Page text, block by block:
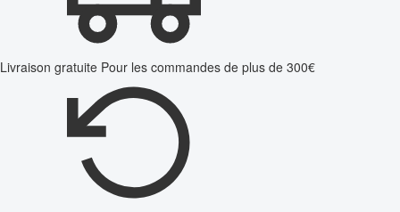
Livraison gratuite Pour les commandes de plus de 300€